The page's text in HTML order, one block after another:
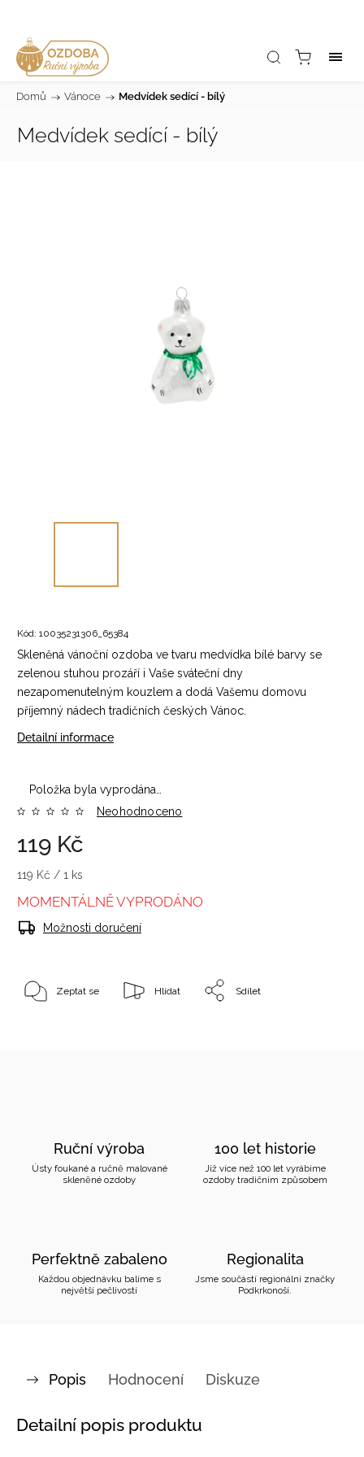
Domů / Vánoce / Medvídek sedící - bílý
Medvídek sedící - bílý
Kód: 10035231306_65384
Skleněná vánoční ozdoba ve tvaru medvídka bílé barvy se
zelenou stuhou prozáří i Vaše sváteční dny
nezapomenutelným kouzlem a dodá Vašemu domovu
příjemný nádech tradičních českých Vánoc.
Detailní informace
Položka byla vyprodána…
Neohodnoceno
119 Kč
119 Kč / 1 ks
MOMENTÁLNĚ VYPRODÁNO
Možnosti doručení
Zeptat se Hlídat Sdílet
Ruční výroba
Ústy foukané a ručně malované
skleněné ozdoby
100 let historie
Již více než 100 let vyrábíme
ozdoby tradičním způsobem
Perfektně zabaleno
Každou objednávku balíme s
největší pečlivostí
Regionalita
Jsme součástí regionální značky
Podkrkonoší.
Popis Hodnocení Diskuze
Detailní popis produktu